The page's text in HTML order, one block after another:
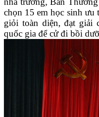
chọn 15 em học sinh ưu
giỏi toàn diện, đạt giải
quốc gia để cử đi bồi